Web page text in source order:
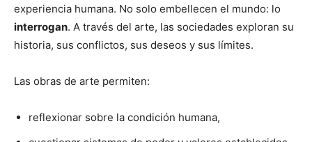
experiencia humana. No solo embellecen el mundo: lo
interrogan. A través del arte, las sociedades exploran su
historia, sus conflictos, sus deseos y sus límites.
Las obras de arte permiten:
reflexionar sobre la condición humana,